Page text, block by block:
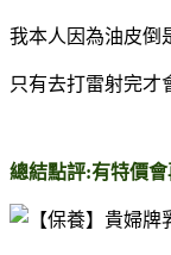
我本人因為油皮倒
只有去打雷射完才
總結點評:有特價